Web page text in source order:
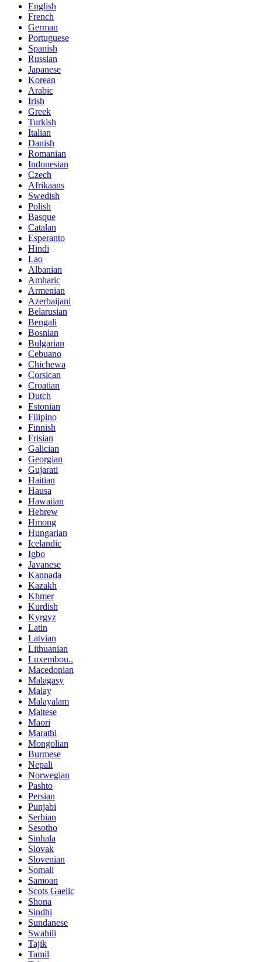
English
French
German
Portuguese
Spanish
Russian
Japanese
Korean
Arabic
Irish
Greek
Turkish
Italian
Danish
Romanian
Indonesian
Czech
Afrikaans
Swedish
Polish
Basque
Catalan
Esperanto
Hindi
Lao
Albanian
Amharic
Armenian
Azerbaijani
Belarusian
Bengali
Bosnian
Bulgarian
Cebuano
Chichewa
Corsican
Croatian
Dutch
Estonian
Filipino
Finnish
Frisian
Galician
Georgian
Gujarati
Haitian
Hausa
Hawaiian
Hebrew
Hmong
Hungarian
Icelandic
Igbo
Javanese
Kannada
Kazakh
Khmer
Kurdish
Kyrgyz
Latin
Latvian
Lithuanian
Luxembou..
Macedonian
Malagasy
Malay
Malayalam
Maltese
Maori
Marathi
Mongolian
Burmese
Nepali
Norwegian
Pashto
Persian
Punjabi
Serbian
Sesotho
Sinhala
Slovak
Slovenian
Somali
Samoan
Scots Gaelic
Shona
Sindhi
Sundanese
Swahili
Tajik
Tamil